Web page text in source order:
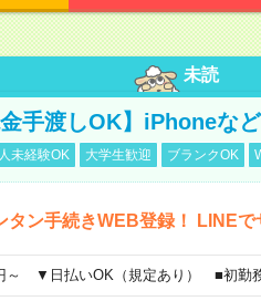
未読
手渡しOK】iPhoneな
未経験OK 大学生歓迎 ブランクOK
タン手続きWEB登録！ LINEで
～ ▼日払いOK（規定あり） ■初勤